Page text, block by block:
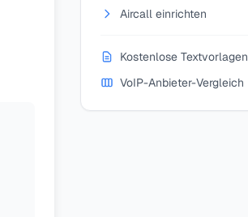
Aircall einrichten
Kostenlose Textvorlagen
VoIP-Anbieter-Vergleich